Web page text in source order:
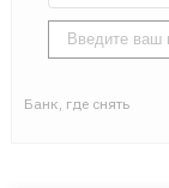
Банк, где снять